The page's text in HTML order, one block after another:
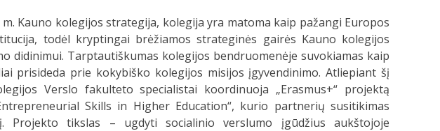
m. Kauno kolegijos strategija, kolegija yra matoma kaip pažangi Europos
todėl kryptingai brėžiamos strateginės gairės Kauno kolegijos
didinimui. Tarptautiškumas kolegijos bendruomenėje suvokiamas kaip
prisideda prie kokybiško kolegijos misijos įgyvendinimo. Atliepiant šį
Verslo fakulteto specialistai koordinuoja „Erasmus+“ projektą
Skills in Higher Education“, kurio partnerių susitikimas
Projekto tikslas – ugdyti socialinio verslumo įgūdžius aukštojoje